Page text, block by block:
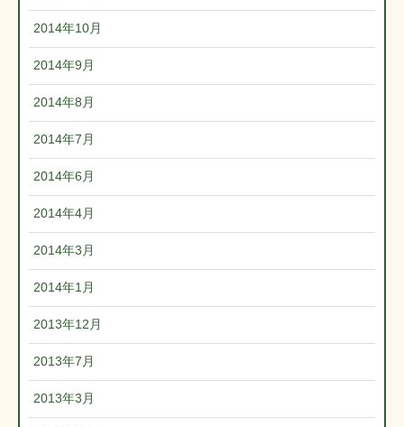
2014年10月
2014年9月
2014年8月
2014年7月
2014年6月
2014年4月
2014年3月
2014年1月
2013年12月
2013年7月
2013年3月